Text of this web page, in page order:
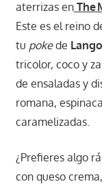
aterrizas enThe
Este es el reino
tu pokede
tricolor, coco y
de ensaladas y
romana,
caramelizadas.
¿Prefieres algo
con queso